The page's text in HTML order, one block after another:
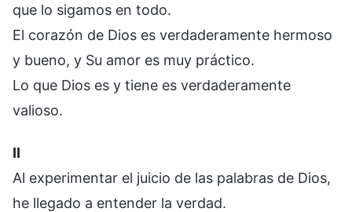
que lo sigamos en todo.
El corazón de Dios es verdaderamente hermoso
y bueno, y Su amor es muy práctico.
Lo que Dios es y tiene es verdaderamente
valioso.
II
Al experimentar el juicio de las palabras de Dios,
he llegado a entender la verdad.